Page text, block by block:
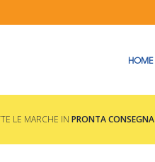
HOME
LE MARCHE IN PRONTA CONSEGNA